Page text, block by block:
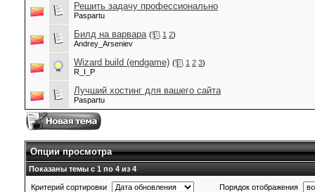
Решить задачу профессионально
Paspartu
Билд на варвара ( 1 2)
Andrey_Arseniev
Wizard build (endgame) ( 1 2 3)
R_I_P
Лучший хостинг для вашего сайта
Paspartu
Опции просмотра
Показаны темы с 1 по 4 из 4
Критерий сортировки
Порядок отображения